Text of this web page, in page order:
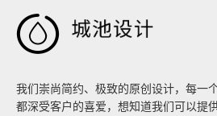

我们崇尚简约、极致的原创设计，每一
都深受客户的喜爱，想知道我们可以提